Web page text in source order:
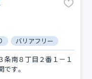
バリアフリー
条南８丁目２番１－１
す。